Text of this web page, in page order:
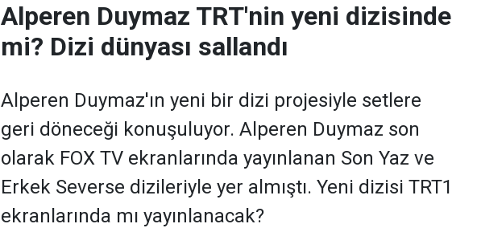
Alperen Duymaz TRT'nin yeni dizisinde
mi? Dizi dünyası sallandı
Alperen Duymaz'ın yeni bir dizi projesiyle setlere
geri döneceği konuşuluyor. Alperen Duymaz son
olarak FOX TV ekranlarında yayınlanan Son Yaz ve
Erkek Severse dizileriyle yer almıştı. Yeni dizisi TRT1
ekranlarında mı yayınlanacak?